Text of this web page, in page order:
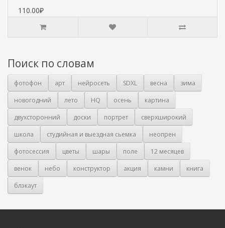
110.00₽
Поиск по словам
фотофон арт нейросеть SDXL весна
зима
новогодний
лето HQ осень
картина
двухсторонний
доски портрет
сверхширокий
школа
студийная и выездная сьемка
неопрен
фотосессия
цветы шары поле
12 месяцев
венок
небо конструктор акция камни
книга
блэкаут